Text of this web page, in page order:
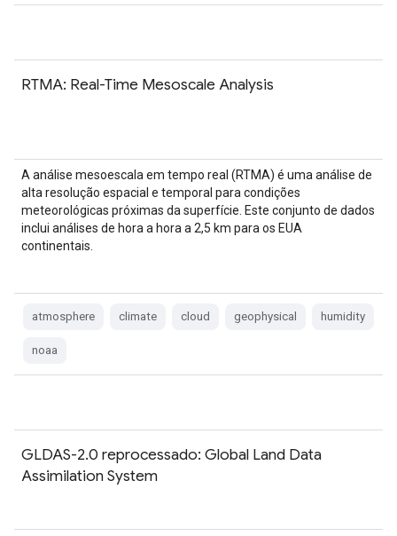
RTMA: Real-Time Mesoscale Analysis
A análise mesoescala em tempo real (RTMA) é uma análise de
alta resolução espacial e temporal para condições
meteorológicas próximas da superfície. Este conjunto de dados
inclui análises de hora a hora a 2,5 km para os EUA
continentais.
atmosphere climate cloud geophysical humidity
noaa
GLDAS-2.0 reprocessado: Global Land Data
Assimilation System